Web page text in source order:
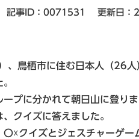
記事ID：0071531 更新日：
鳥栖市に住む日本人（26人
プに分かれて朝日山に登り
クイズに答えました。
☓クイズとジェスチャーゲー